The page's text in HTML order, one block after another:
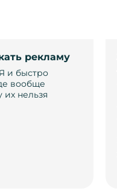
рекламу
и быстро
вообще
их нельзя